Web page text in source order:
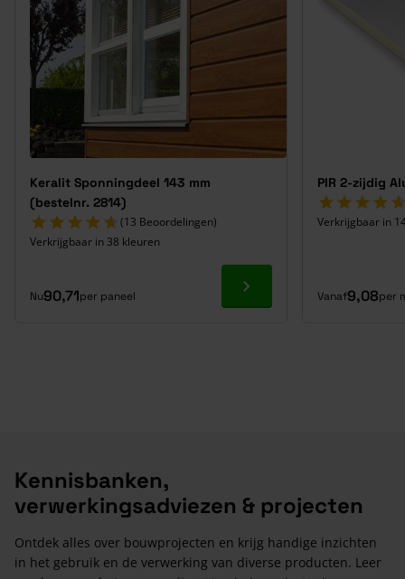
Keralit Sponningdeel 143 mm
(bestelnr. 2814)
(13 Beoordelingen)
Verkrijgbaar in 38 kleuren
Nu90,71per paneel Ga naar product
PIR 2-zijdig
Verkrijgbaar in
Vanaf9,08per
Kennisbanken,
verwerkingsadviezen & projecten
Ontdek alles over bouwprojecten en krijg handige inzichten
in het gebruik en de verwerking van diverse producten. Leer